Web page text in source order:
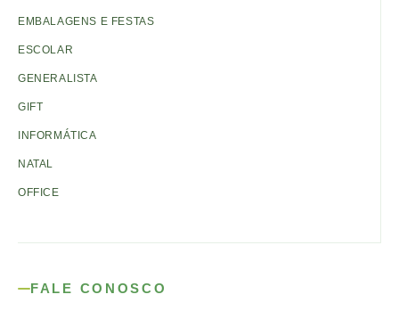
EMBALAGENS E FESTAS
ESCOLAR
GENERALISTA
GIFT
INFORMÁTICA
NATAL
OFFICE
FALE CONOSCO